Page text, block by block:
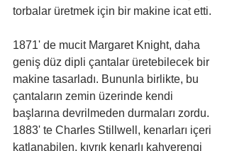
torbalar üretmek için bir makine icat etti.
1871' de mucit Margaret Knight, daha
geniş düz dipli çantalar üretebilecek bir
makine tasarladı. Bununla birlikte, bu
çantaların zemin üzerinde kendi
başlarına devrilmeden durmaları zordu.
1883' te Charles Stillwell, kenarları içeri
katlanabilen, kıvrık kenarlı kahverengi